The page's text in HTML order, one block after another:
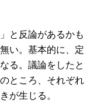
と反論があるかも
い。基本的に、定
る。議論をしたと
ところ、それぞれ
が生じる。